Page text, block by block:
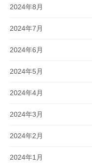
2024年8月
2024年7月
2024年6月
2024年5月
2024年4月
2024年3月
2024年2月
2024年1月